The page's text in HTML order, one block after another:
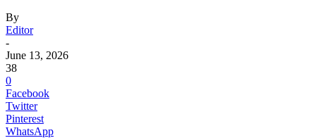
By
Editor
-
June 13, 2026
38
0
Facebook
Twitter
Pinterest
WhatsApp